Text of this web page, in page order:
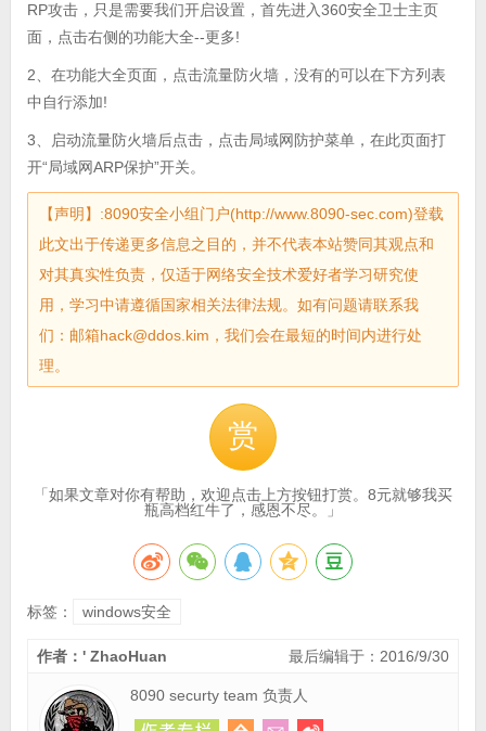
RP攻击，只是需要我们开启设置，首先进入360安全卫士主页
面，点击右侧的功能大全--更多!
2、在功能大全页面，点击流量防火墙，没有的可以在下方列表
中自行添加!
3、启动流量防火墙后点击，点击局域网防护菜单，在此页面打
开“局域网ARP保护”开关。
【声明】:8090安全小组门户(http://www.8090-sec.com)登载
此文出于传递更多信息之目的，并不代表本站赞同其观点和
对其真实性负责，仅适于网络安全技术爱好者学习研究使
用，学习中请遵循国家相关法律法规。如有问题请联系我
们：邮箱hack@ddos.kim，我们会在最短的时间内进行处
理。
赏
「如果文章对你有帮助，欢迎点击上方按钮打赏。8元就够我买
瓶高档红牛了，感恩不尽。」
标签： windows安全
最后编辑于：2016/9/30
作者：' ZhaoHuan
8090 securty team 负责人